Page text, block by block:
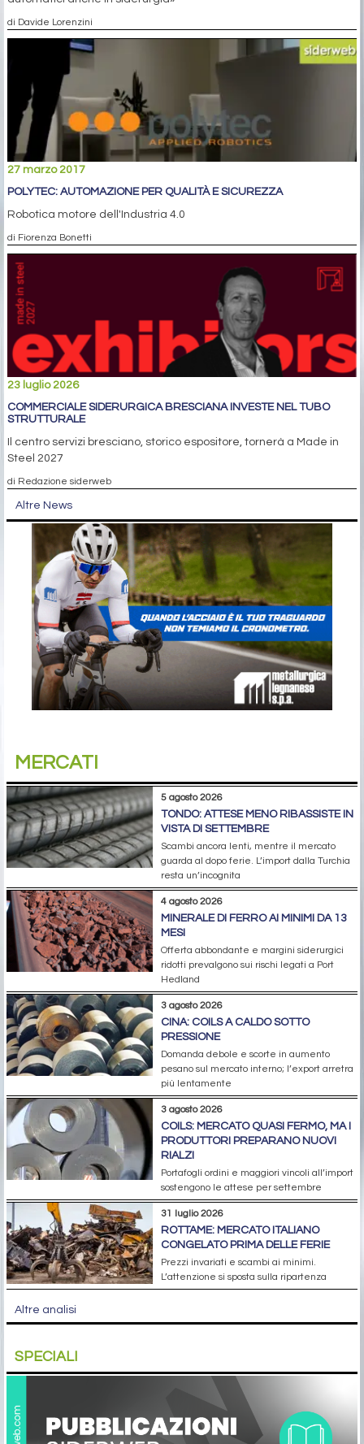
di Davide Lorenzini
27 marzo 2017
POLYTEC: AUTOMAZIONE PER QUALITÀ E SICUREZZA
Robotica motore dell'Industria 4.0
di Fiorenza Bonetti
23 luglio 2026
COMMERCIALE SIDERURGICA BRESCIANA INVESTE NEL TUBO
STRUTTURALE
Il centro servizi bresciano, storico espositore, tornerà a Made in
Steel 2027
di Redazione siderweb
Altre News
MERCATI
5 agosto 2026
TONDO: ATTESE MENO RIBASSISTE IN
VISTA DI SETTEMBRE
Scambi ancora lenti, mentre il mercato
guarda al dopo ferie. L’import dalla Turchia
resta un’incognita
4 agosto 2026
MINERALE DI FERRO AI MINIMI DA 13
MESI
Offerta abbondante e margini siderurgici
ridotti prevalgono sui rischi legati a Port
Hedland
3 agosto 2026
CINA: COILS A CALDO SOTTO
PRESSIONE
Domanda debole e scorte in aumento
pesano sul mercato interno; l’export arretra
più lentamente
3 agosto 2026
COILS: MERCATO QUASI FERMO, MA I
PRODUTTORI PREPARANO NUOVI
RIALZI
Portafogli ordini e maggiori vincoli all’import
sostengono le attese per settembre
31 luglio 2026
ROTTAME: MERCATO ITALIANO
CONGELATO PRIMA DELLE FERIE
Prezzi invariati e scambi ai minimi.
L’attenzione si sposta sulla ripartenza
Altre analisi
SPECIALI